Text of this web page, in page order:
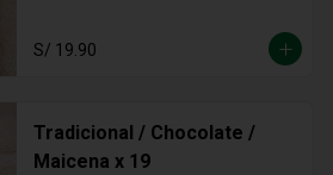
S/ 19.90
Tradicional / Chocolate /
Maicena x 19